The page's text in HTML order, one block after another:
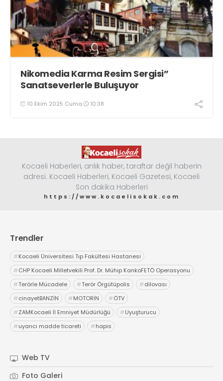
Nikomedia Karma Resim Sergisi”
Sanatseverlerle Buluşuyor
10 Ekim 2025 Cuma 10:38
Kocaeli Haberleri, anlık haber, taraftar değil haberin
adresi. Kocaeli Haberleri, Kocaeli Gazetesi, Kocaeli
Son dakika Haberleri
https://www.kocaelisokak.com
Trendler
#Kocaeli Üniversitesi Tıp Fakültesi Hastanesi
#CHP Kocaeli Milletvekili Prof. Dr. Mühip KankoFETÖ Operasyonu
#Terörle Mücadele #Terör Örgütüpolis #dilovası
#cinayetBANZİN #MOTORİN #ÖTV
#ZAMKocaeli İl Emniyet Müdürlüğü #Uyuşturucu
#uyarıcı madde ticareti #hapis
Web TV
Foto Galeri